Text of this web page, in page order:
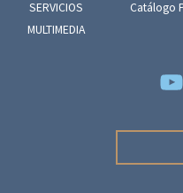
SERVICIOS
MULTIMEDIA
Catálogo